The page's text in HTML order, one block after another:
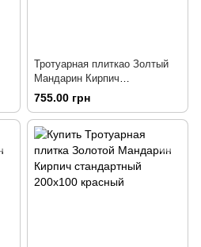
Тротуарная плиткао Золтый
Мандарин Кирпич
стандартный 200х100
горчичный
755.00 грн